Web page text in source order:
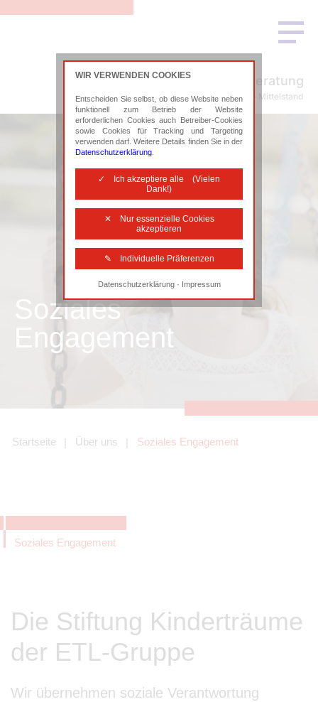
WRG Prüfung & Beratung
Gesundheit · Soziales · Kommunales · Mittelstand
Soziales
Engagement
Startseite Über uns Soziales Engagement
Soziales Engagement
Die Stiftung Kinderträume
der ETL-Gruppe
Wir übernehmen soziale Verantwortung
WIR VERWENDEN COOKIES
Entscheiden Sie selbst, ob diese Website neben
funktionell zum Betrieb der Website
erforderlichen Cookies auch Betreiber-Cookies
sowie Cookies für Tracking und Targeting
verwenden darf. Weitere Details finden Sie in der
Datenschutzerklärung
✓ Ich akzeptiere alle (Vielen
Dank!)
✕ Nur essenzielle Cookies
akzeptieren
✎ Individuelle Präferenzen
Notwendige Cookies
Diese Cookies sind erforderlich, um die
grundlegende Funktionalität der Website
Tracking- und Targeting-Cookies
Angebotes einschließlich der
Angeboten von z.B. Facebook und
LinkedIn.
können.
Datenschutzerklärung· Impressum